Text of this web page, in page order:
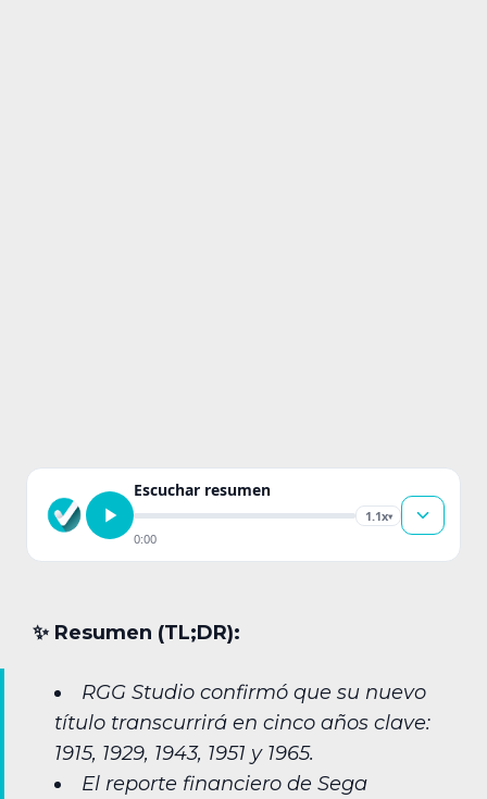
Escuchar resumen
1.1x▾
0:00
✨︎ Resumen (TL;DR):
RGG Studio confirmó que su nuevo
título transcurrirá en cinco años clave:
1915, 1929, 1943, 1951 y 1965.
El reporte financiero de Sega